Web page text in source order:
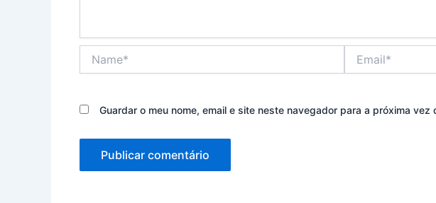
Guardar o meu nome, email e site neste navegador para a próxima vez